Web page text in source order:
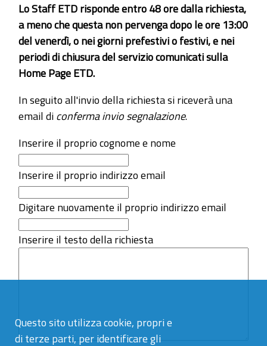
Questo sito utilizza cookie, propri e
di terze parti, per identificare gli
Lo Staff ETD risponde entro 48 ore dalla richiesta,
a meno che questa non pervenga dopo le ore 13:00
del venerdì, o nei giorni prefestivi o festivi, e nei
periodi di chiusura del servizio comunicati sulla
Home Page ETD.
In seguito all'invio della richiesta si riceverà una
email diconferma invio segnalazione.
Inserire il proprio cognome e nome
Inserire il proprio indirizzo email
Digitare nuovamente il proprio indirizzo email
Inserire il testo della richiesta